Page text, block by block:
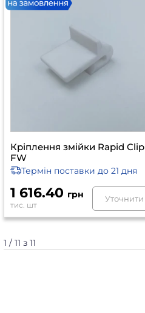
Кріплення змійки Rapid Clip
FW
Термін поставки до 21 дня
1 616.40 грн
тис. шт
Уточнити
1 / 11 з 11